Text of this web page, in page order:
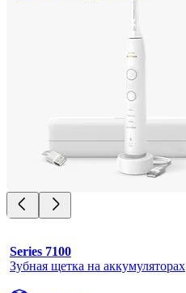
Series 7100
Зубная щетка на аккумуляторах